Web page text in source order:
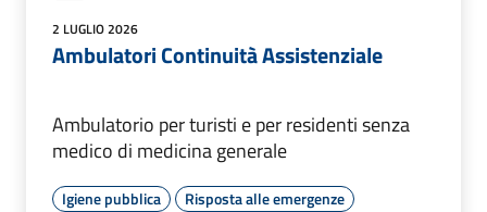
2 LUGLIO 2026
Ambulatori Continuità Assistenziale
Ambulatorio per turisti e per residenti senza
medico di medicina generale
Igiene pubblica Risposta alle emergenze